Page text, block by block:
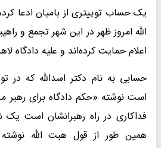
یک حساب توییتری از بامیان ادعا
الله امروز ظهر در این شهر تجمع و
اعلام حمایت کرده‌اند و علیه دادگاه
حسابی به نام دکتر اسدالله که در
است نوشته «حکم دادگاه برای رهبر
فداکاری در راه رهبرانشان است
همین طور از قول هبت الله